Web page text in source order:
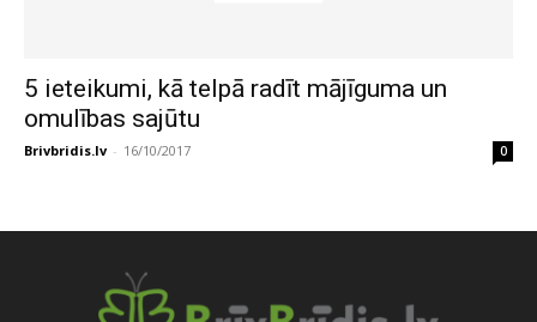
5 ieteikumi, kā telpā radīt mājīguma un
omulības sajūtu
Brivbridis.lv - 16/10/2017 0